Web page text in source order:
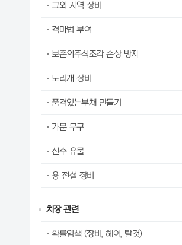
그외 지역 장비
격마법 부여
보존의주석조각 손상 방지
노리개 장비
품격있는부채 만들기
가문 무구
신수 유물
용 전설 장비
치장 관련
확률염색 (장비, 헤어, 탈것)